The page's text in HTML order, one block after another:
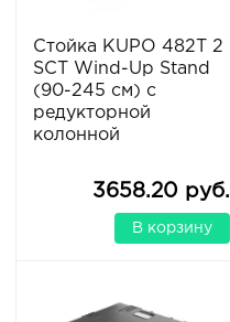
Стойка KUPO 482T 2
SCT Wind-Up Stand
(90-245 см) с
редукторной
колонной
3658.20 руб.
В корзину